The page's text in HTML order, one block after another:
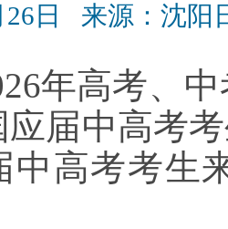
日 来源：沈阳
年高考、
届中高考
中高考考生